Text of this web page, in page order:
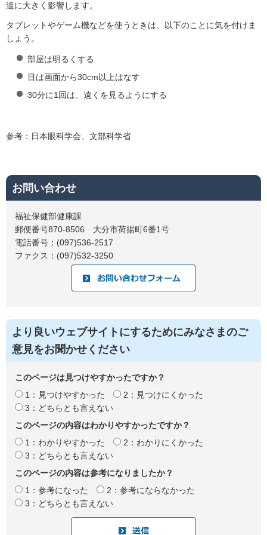
達に大きく影響します。
タブレットやゲーム機などを使うときは、以下のことに気を付けま
しょう。
部屋は明るくする
目は画面から30cm以上はなす
30分に1回は、遠くを見るようにする
参考：日本眼科学会、文部科学省
お問い合わせ
福祉保健部健康課
郵便番号870-8506 大分市荷揚町6番1号
電話番号：(097)536-2517
ファクス：(097)532-3250
より良いウェブサイトにするためにみなさまのご
意見をお聞かせください
このページは見つけやすかったですか？
1：見つけやすかった
2：見つけにくかった
3：どちらとも言えない
このページの内容はわかりやすかったですか？
1：わかりやすかった
2：わかりにくかった
3：どちらとも言えない
このページの内容は参考になりましたか？
1：参考になった
2：参考にならなかった
3：どちらとも言えない